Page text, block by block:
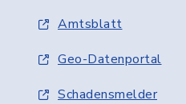
Amtsblatt
Geo-Datenportal
Schadensmelder